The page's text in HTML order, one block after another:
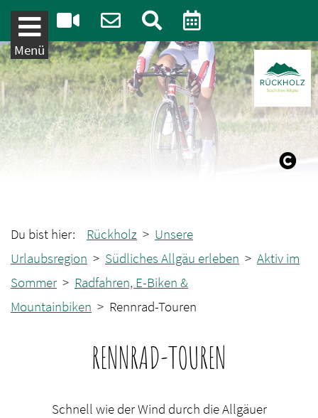
Weiter zum Inhalt
Menü
Du bist hier: Rückholz > Unsere
Urlaubsregion > Südliches Allgäu erleben > Aktiv im
Sommer > Radfahren, E-Biken &
Mountainbiken > Rennrad-Touren
RENNRAD-TOUREN
Schnell wie der Wind durch die Allgäuer